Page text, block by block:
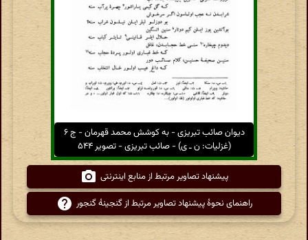
دیوان صائب تبریزی - به کوشش محمد قهرمان - ج ۶
(غزلیات: ن ـ ی) - صائب تبریزی - تصویر ۵۴۴
پیشنهاد تصاویر مرتبط از منابع اینترنتی
راهنمای نحوهٔ پیشنهاد تصاویر مرتبط از گنجینهٔ گنجور